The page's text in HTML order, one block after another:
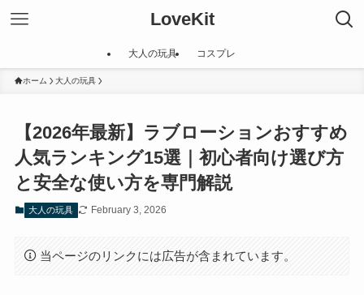
LoveKit
大人の玩具 コスプレ
ホーム 大人の玩具
【2026年最新】ラブローションおすすめ
人気ランキング15選｜初心者向け選び方
と安全な使い方を専門解説
大人の玩具 February 3, 2026
当ページのリンクには広告が含まれています。